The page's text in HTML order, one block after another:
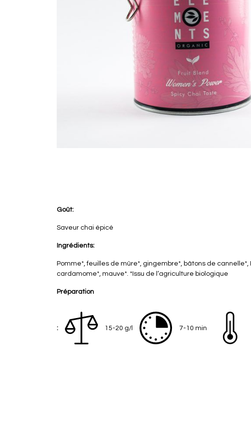
Goût:
Saveur chai épicé
Ingrédients:
Pomme*, feuilles de mûre*, gingembre*, bâtons de
cardamome*, mauve*. *Issu de l‘agriculture biologique
Préparation
: 15-20 g/l 7-10 min